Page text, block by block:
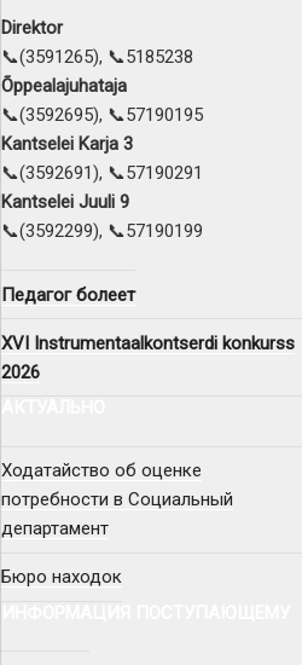
Direktor
📞(3591265), 📞5185238
Õppealajuhataja
📞(3592695), 📞57190195
Kantselei Karja 3
📞(3592691), 📞57190291
Kantselei Juuli 9
📞(3592299), 📞57190199
Педагог болеет
XVI Instrumentaalkontserdi konkurss
2026
Ходатайство об оценке
потребности в Социальный
департамент
Бюро находок